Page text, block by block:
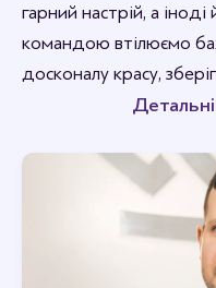
гарний настрій, а
командою втілюємо
досконалу красу,